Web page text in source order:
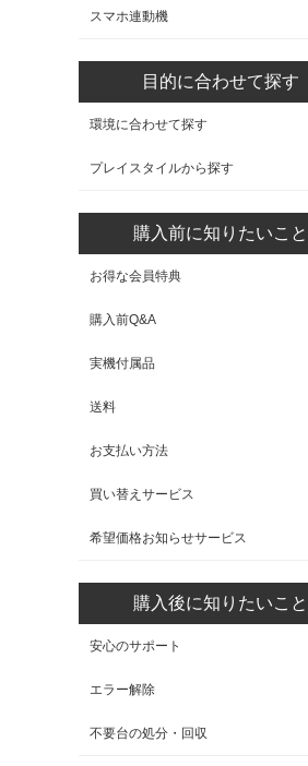
スマホ連動機
目的に合わせて探す
環境に合わせて探す
プレイスタイルから探す
購入前に知りたいこと
お得な会員特典
購入前Q&A
実機付属品
送料
お支払い方法
買い替えサービス
希望価格お知らせサービス
購入後に知りたいこと
安心のサポート
エラー解除
不要台の処分・回収